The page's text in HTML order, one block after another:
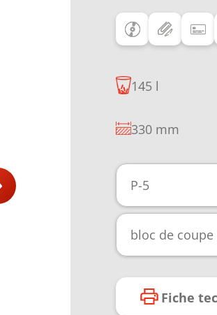
145 l
330 mm
P-5
bloc de coupe
Fiche